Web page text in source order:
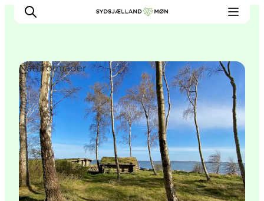
Oplev
Byer og steder
Events
Spis
Overnat
Planlæg din tur
Naturområder